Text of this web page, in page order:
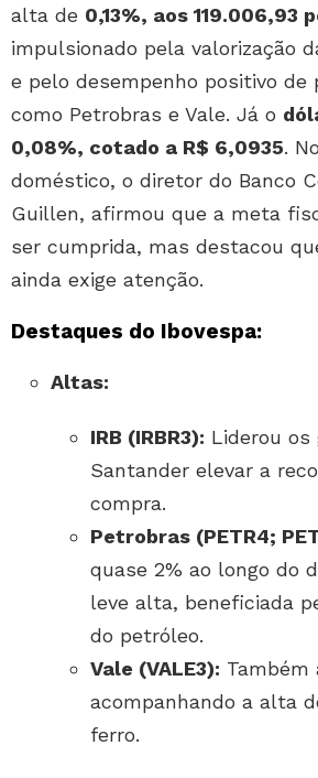
alta de 0,13%, aos 119.006,93
impulsionado pela valorização
e pelo desempenho positivo de
como Petrobras e Vale. Já o
0,08%, cotado a R$ 6,0935.
doméstico, o diretor do Banco
Guillen, afirmou que a meta
ser cumprida, mas destacou
ainda exige atenção.
Destaques do Ibovespa:
Altas:
IRB (IRBR3): Liderou os
Santander elevar a
compra.
Petrobras (PETR4;
quase 2% ao longo do
leve alta, beneficiada
do petróleo.
Vale (VALE3): Também
acompanhando a alta
ferro.